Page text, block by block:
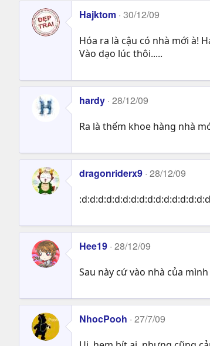
Hajktom 30/12/09
Hóa ra là cậu có nhà mới à!
Vào dạo lúc thôi.....
hardy 28/12/09
Ra là thếm khoe hàng nhà
dragonriderx9 28/12/09
Hee19 28/12/09
Sau này cứ vào nhà của
NhocPooh 27/7/09